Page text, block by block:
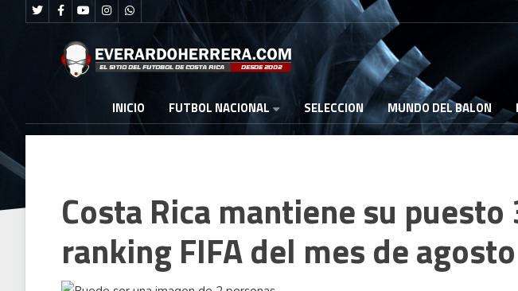
INICIO FUTBOL NACIONAL SELECCION MUNDO DEL BALON
Costa Rica mantiene su puesto
ranking FIFA del mes de agosto